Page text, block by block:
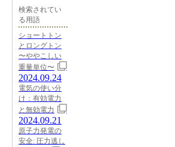
検索されてい
る用語
ショートトン
とロングトン
〜ややこしい
重量単位〜
2024.09.24
電気の使い分
け：有効電力
と無効電力
2024.09.21
原子力発電の
安全: 圧力逃し